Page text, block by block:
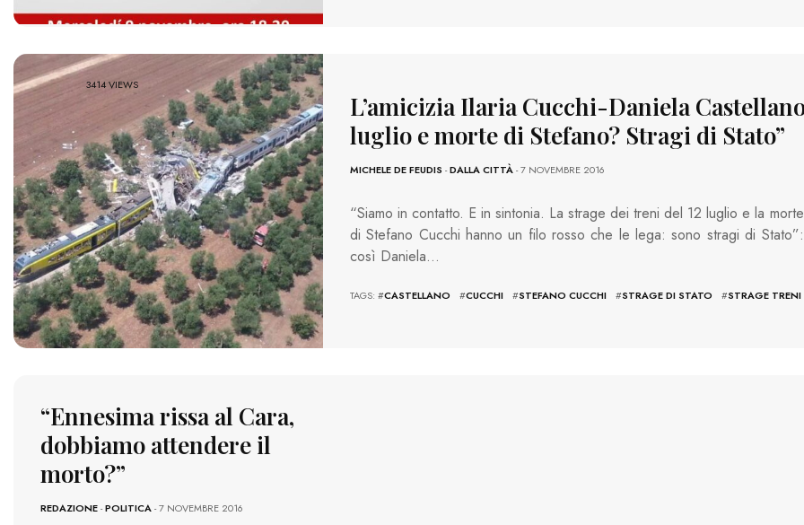
3414 VIEWS
L’amicizia Ilaria Cucchi-Daniela
luglio e morte di Stefano? Stragi di Stato”
MICHELE DE FEUDIS -DALLA CITTÀ- 7 NOVEMBRE 2016
“Siamo in contatto. E in sintonia. La strage dei treni del 12 luglio e la morte
di Stefano Cucchi hanno un filo rosso che le lega: sono stragi di Stato”:
così Daniela…
TAGS: #CASTELLANO #CUCCHI #STEFANO CUCCHI #STRAGE DI STATO #STRAGE TRENI
“Ennesima rissa al Cara,
dobbiamo attendere il
morto?”
REDAZIONE-POLITICA- 7 NOVEMBRE 2016